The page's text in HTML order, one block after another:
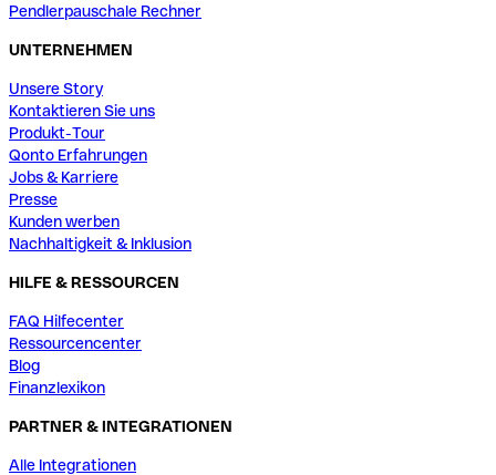
Pendlerpauschale Rechner
UNTERNEHMEN
Unsere Story
Kontaktieren Sie uns
Produkt-Tour
Qonto Erfahrungen
Jobs & Karriere
Presse
Kunden werben
Nachhaltigkeit & Inklusion
HILFE & RESSOURCEN
FAQ Hilfecenter
Ressourcencenter
Blog
Finanzlexikon
PARTNER & INTEGRATIONEN
Alle Integrationen